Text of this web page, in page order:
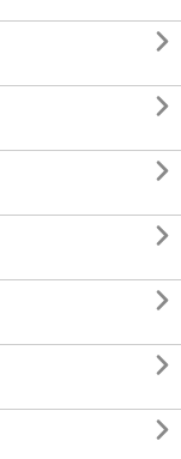






